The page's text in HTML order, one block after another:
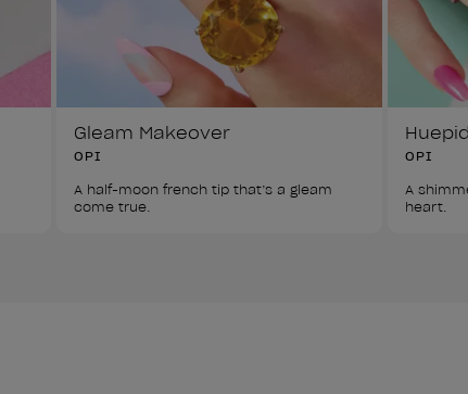
Gleam Makeover
OPI
A half-moon french tip that’s a gleam
OPI
A
heart.